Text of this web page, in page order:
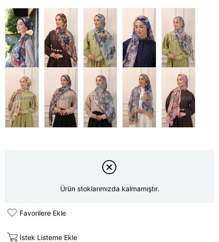
Tükendi Tükendi Tükendi Tükendi Tükendi
Tükendi Tükendi Tükendi Tükendi Tükendi
Ürün stoklarımızda kalmamıştır.
Favorilere Ekle
İstek Listeme Ekle